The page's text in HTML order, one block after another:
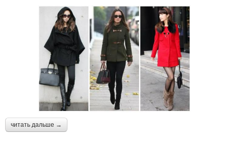
читать дальше →